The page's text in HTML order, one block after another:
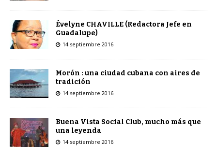
Évelyne CHAVILLE (Redactora Jefe en
Guadalupe)
14 septiembre 2016
Morón : una ciudad cubana con aires de
tradición
14 septiembre 2016
Buena Vista Social Club, mucho más que
una leyenda
14 septiembre 2016